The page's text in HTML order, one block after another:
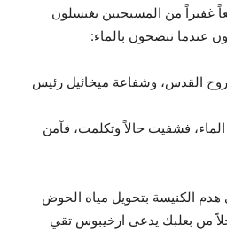
‬رأى جمعاً غفيراً من المسيحيين يغتسلون
بالماء:
أجابوا ” باسم الآب والابن والروح القدس، وشفاعة ميخائيل‪ ‬رئيس
فغضب الوثنيون وعزموا على هدم الكنيسة بتحويل‪ ‬مياه الحوض
رجلاً من بعلبك يدعى ارخيبوس تقي